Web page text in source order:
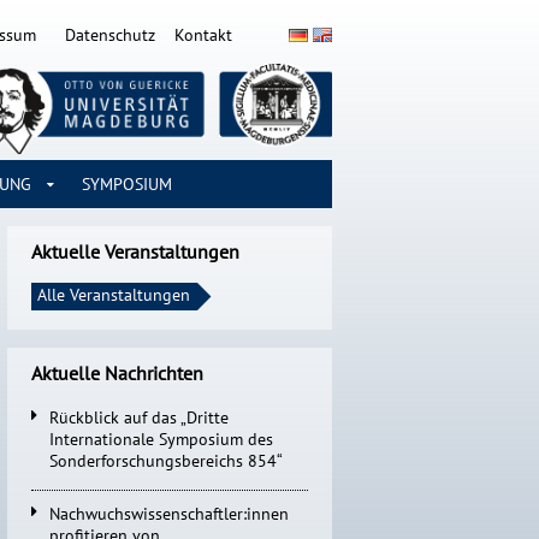
Kontakt
Datenschutz
SYMPOSIUM
Aktuelle Veranstaltungen
Alle Veranstaltungen
Aktuelle Nachrichten
Rückblick auf das „Dritte
Internationale Symposium des
Sonderforschungsbereichs 854“
Nachwuchswissenschaftler:innen